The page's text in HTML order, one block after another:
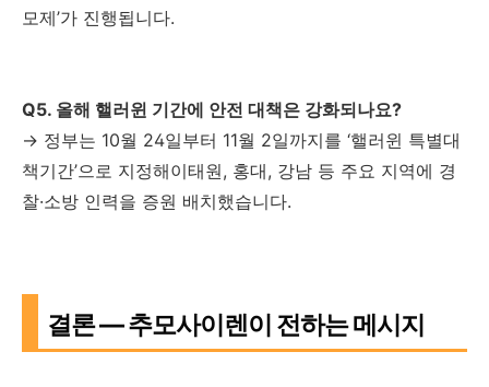
모제’가 진행됩니다.
Q5. 올해 핼러윈 기간에 안전 대책은 강화되나요?
→ 정부는 10월 24일부터 11월 2일까지를 ‘핼러윈 특별대
책기간’으로 지정해이태원, 홍대, 강남 등 주요 지역에 경
찰·소방 인력을 증원 배치했습니다.
결론 — 추모사이렌이 전하는 메시지